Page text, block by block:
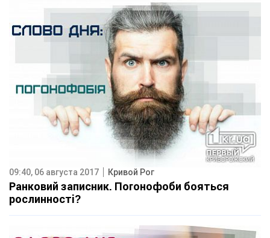
09:40, 06 августа 2017 Кривой Рог
Ранковий записник. Погонофоби бояться
рослинності?